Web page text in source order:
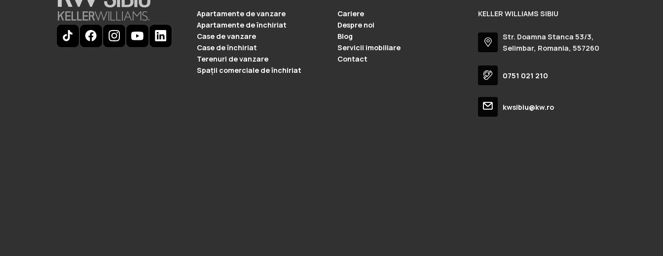
Apartamente de vanzare
Apartamente de închiriat
Case de vanzare
Case de închiriat
Terenuri de vanzare
Spații comerciale de închiriat
Cariere
Despre noi
Blog
Servicii imobiliare
Contact
KELLER WILLIAMS SIBIU
Str. Doamna Stanca 53/3,
Selimbar, Romania, 557260
0751 021 210
kwsibiu@kw.ro